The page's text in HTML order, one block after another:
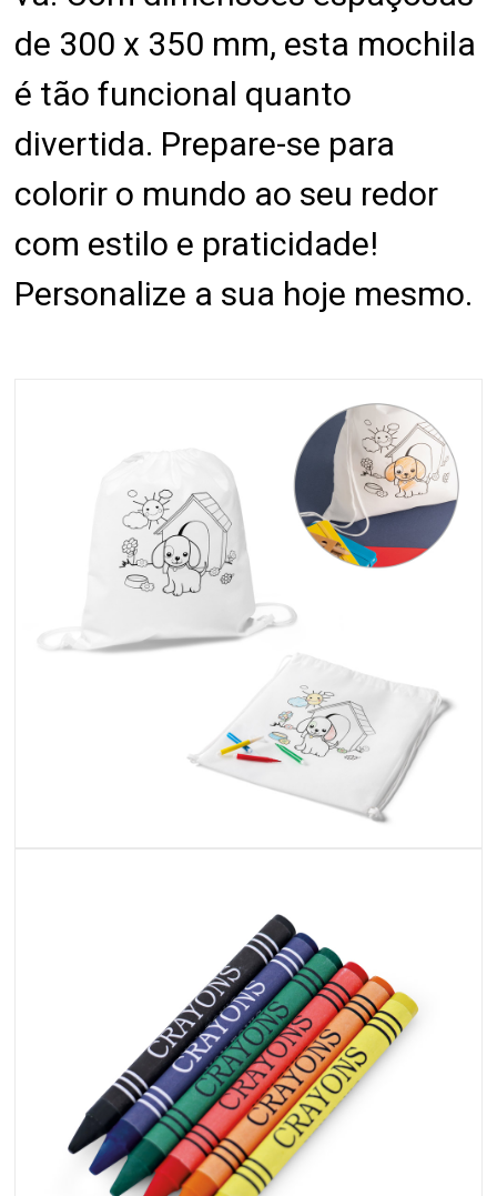
de 300 x 350 mm, esta mochila
é tão funcional quanto
divertida. Prepare-se para
colorir o mundo ao seu redor
com estilo e praticidade!
Personalize a sua hoje mesmo.